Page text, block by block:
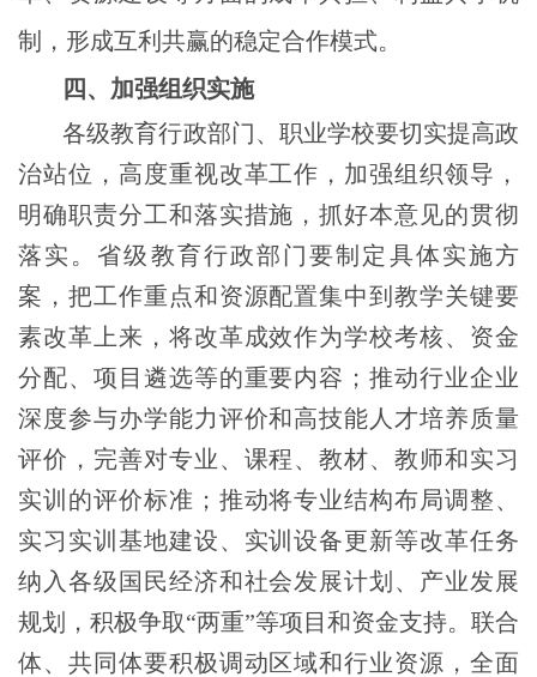
制，形成互利共赢的稳定合作模式。
四、加强组织实施
各级教育行政部门、职业学校要切实提高政
治站位，高度重视改革工作，加强组织领导，
明确职责分工和落实措施，抓好本意见的贯彻
落实。省级教育行政部门要制定具体实施方
案，把工作重点和资源配置集中到教学关键要
素改革上来，将改革成效作为学校考核、资金
分配、项目遴选等的重要内容；推动行业企业
深度参与办学能力评价和高技能人才培养质量
评价，完善对专业、课程、教材、教师和实习
实训的评价标准；推动将专业结构布局调整、
实习实训基地建设、实训设备更新等改革任务
纳入各级国民经济和社会发展计划、产业发展
规划，积极争取“两重”等项目和资金支持。联合
体、共同体要积极调动区域和行业资源，全面